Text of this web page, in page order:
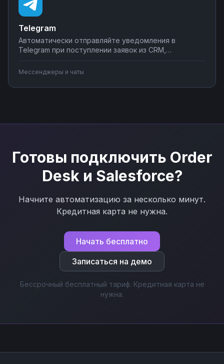
Telegram
Автоматически отправляйте уведомления в
Telegram при поступлении заявок из CRM,
запросов, синхронизируйте сообщения с системами
учета. Подключите мессенджер к вашим бизнес-
процессам через Nodul без программирования за
Мессенджеры и чаты
Готовы подключить Order
Desk и Salesforce?
Начните автоматизацию за несколько минут.
Кредитная карта не нужна.
Начать бесплатно
Записаться на демо
Бессрочный бесплатный тариф. Кредитная карта не
нужна.